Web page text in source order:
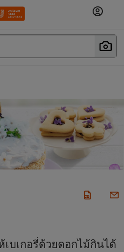
บเกอรี่ด้วยดอกไม้กินได้